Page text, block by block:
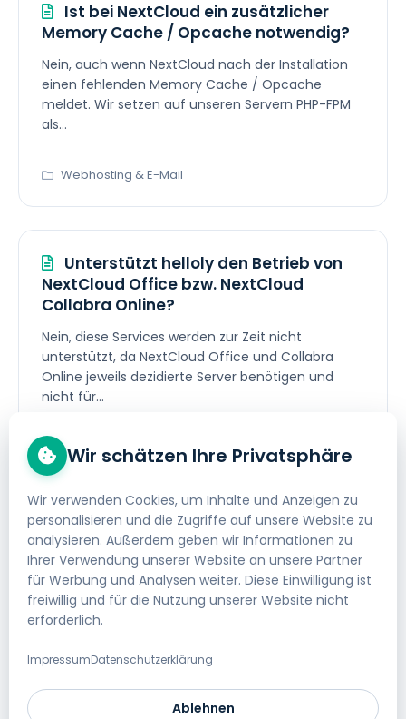
Ist bei NextCloud ein zusätzlicher
Memory Cache / Opcache notwendig?
Nein, auch wenn NextCloud nach der Installation
einen fehlenden Memory Cache / Opcache
meldet. Wir setzen auf unseren Servern PHP-FPM
als...
Webhosting & E-Mail
Unterstützt helloly den Betrieb von
NextCloud Office bzw. NextCloud
Collabra Online?
Nein, diese Services werden zur Zeit nicht
unterstützt, da NextCloud Office und Collabra
Online jeweils dezidierte Server benötigen und
nicht für...
Webhosting & E-Mail
Was sind die Vorteile von einem
Webhosting bei helloly?
helloly hat sich zum Ziel gesetzt, preisgünstiges
sowie technisch ausgefeiltes Webhosting mit
Datenstandort Österreich - kombiniert mit
Wir schätzen Ihre Privatsphäre
Wir verwenden Cookies, um Inhalte und Anzeigen zu
personalisieren und die Zugriffe auf unsere Website zu
analysieren. Außerdem geben wir Informationen zu
Ihrer Verwendung unserer Website an unsere Partner
für Werbung und Analysen weiter. Diese Einwilligung ist
freiwillig und für die Nutzung unserer Website nicht
erforderlich.
ImpressumDatenschutzerklärung
Ablehnen